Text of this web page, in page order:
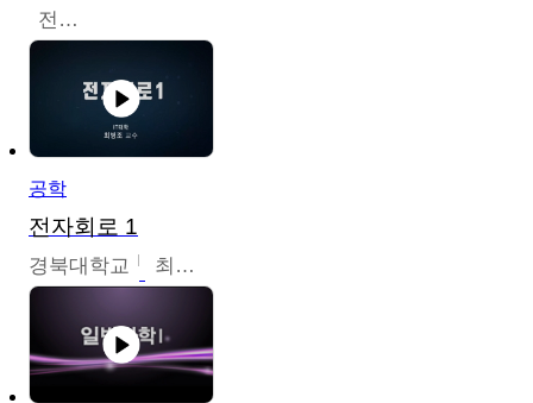
전병현
공학
전자회로 1
경북대학교 최병조